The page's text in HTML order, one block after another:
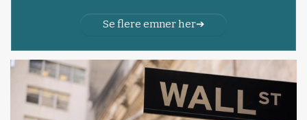
Se flere emner her